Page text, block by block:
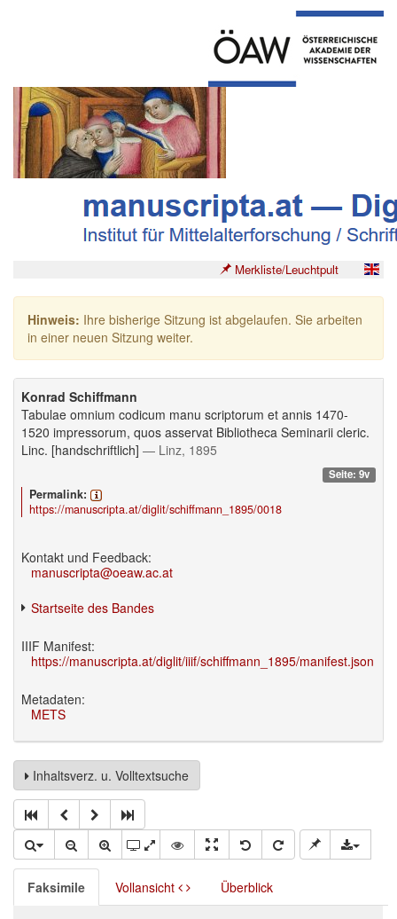
Merkliste/Leuchtpult
Hinweis: Ihre bisherige Sitzung ist abgelaufen. Sie arbeiten
in einer neuen Sitzung weiter.
Konrad Schiffmann
Tabulae omnium codicum manu scriptorum et annis 1470-
1520 impressorum, quos asservat Bibliotheca Seminarii cleric.
Linc. [handschriftlich] — Linz, 1895
Seite: 9v
Permalink:
https://manuscripta.at/diglit/schiffmann_1895/0018
Kontakt und Feedback:
manuscripta@oeaw.ac.at
Startseite des Bandes
IIIF Manifest:
https://manuscripta.at/diglit/iiif/schiffmann_1895/manifest.json
Metadaten:
METS
Inhaltsverz. u. Volltextsuche
Faksimile Vollansicht Überblick